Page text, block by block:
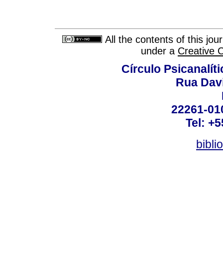
All the contents of this
under a Creative
Círculo
Rua
22261-
Tel: